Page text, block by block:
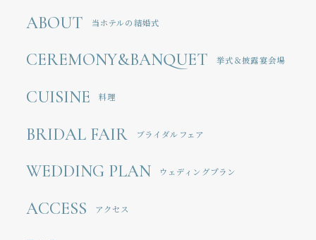
ABOUT 当ホテルの結婚式
CEREMONY&BANQUET 挙式＆披露宴会場
CUISINE 料理
BRIDAL FAIR ブライダルフェア
WEDDING PLAN ウェディングプラン
ACCESS アクセス